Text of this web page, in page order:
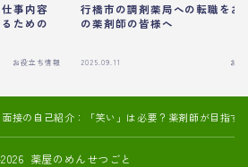
事内容
ための
お役立ち情報
行橋市の調剤薬局への転職をお
の薬剤師の皆様へ
2025.09.11 お
面接の自己紹介：「笑い」は必要？薬剤師が目指す
薬屋のめんせつごと